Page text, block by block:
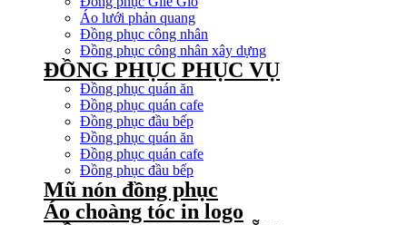
Áo lưới phản quang
Đồng phục công nhân
Đồng phục công nhân xây dựng
ĐỒNG PHỤC PHỤC VỤ
Đồng phục quán ăn
Đồng phục quán cafe
Đồng phục đầu bếp
Đồng phục quán ăn
Đồng phục quán cafe
Đồng phục đầu bếp
Mũ nón đồng phục
Áo choàng tóc in logo